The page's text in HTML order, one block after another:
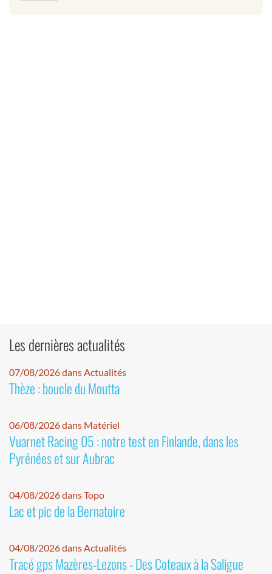
Les dernières actualités
07/08/2026 dans Actualités
Thèze : boucle du Moutta
06/08/2026 dans Matériel
Vuarnet Racing 05 : notre test en Finlande, dans les
Pyrénées et sur Aubrac
04/08/2026 dans Topo
Lac et pic de la Bernatoire
04/08/2026 dans Actualités
Tracé gps Mazères-Lezons - Des Coteaux à la Saligue